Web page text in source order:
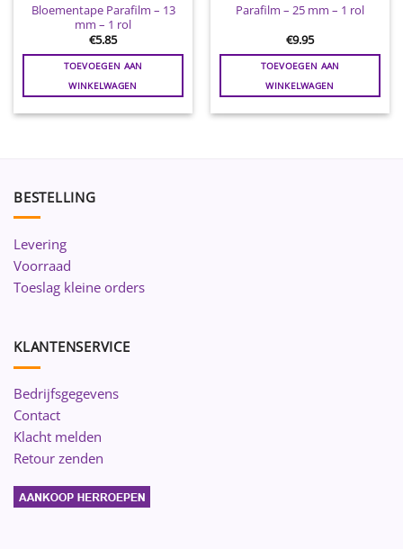
Bloementape Parafilm – 13
mm – 1 rol
€5.85
TOEVOEGEN AAN
WINKELWAGEN
Parafilm – 25 mm – 1 rol
€9.95
TOEVOEGEN AAN
WINKELWAGEN
BESTELLING
Levering
Voorraad
Toeslag kleine orders
KLANTENSERVICE
Bedrijfsgegevens
Contact
Klacht melden
Retour zenden